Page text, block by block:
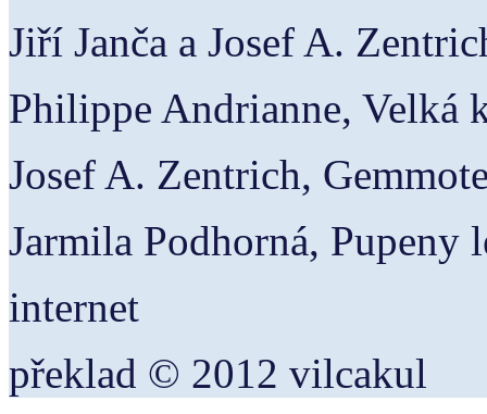
Jiří Janča a Josef A.
Philippe Andrianne, Velká
Josef A. Zentrich,
Jarmila Podhorná, Pupeny
internet
překlad © 2012 vilcakul